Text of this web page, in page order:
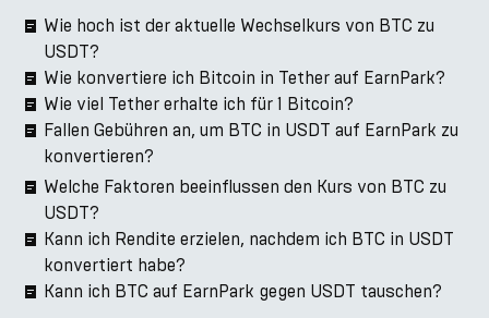
Wie hoch ist der aktuelle Wechselkurs von BTC zu
USDT?
Wie konvertiere ich Bitcoin in Tether auf EarnPark?
Wie viel Tether erhalte ich für 1 Bitcoin?
Fallen Gebühren an, um BTC in USDT auf EarnPark zu
konvertieren?
Welche Faktoren beeinflussen den Kurs von BTC zu
USDT?
Kann ich Rendite erzielen, nachdem ich BTC in USDT
konvertiert habe?
Kann ich BTC auf EarnPark gegen USDT tauschen?